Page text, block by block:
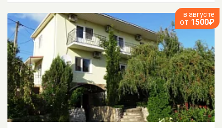
в августе
от 1500₽